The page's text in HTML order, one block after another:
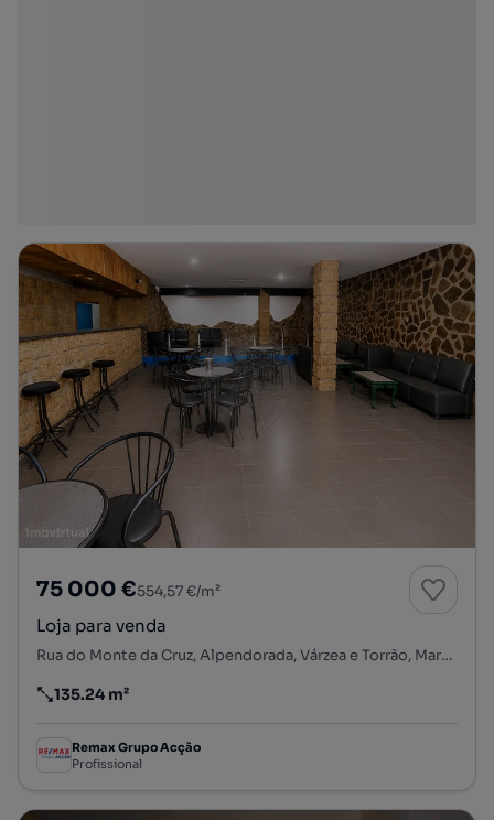
75 000 €554,57 €/m²
Loja para venda
Rua do Monte da Cruz, Alpendorada, Várzea e Torrão, Marco de Canaveses, Porto
Preço por metro quadrado
135.24 m²
Remax Grupo Acção
Profissional